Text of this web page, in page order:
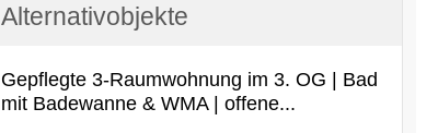
Alternativobjekte
Gepflegte 3-Raumwohnung im 3. OG | Bad
mit Badewanne & WMA | offene...